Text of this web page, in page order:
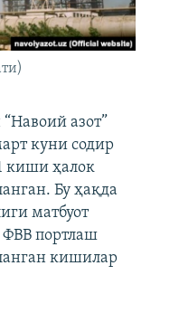
азот”
куни содир
киши ҳалок
Бу ҳақда
матбуот
ФВВ портлаш
кишилар